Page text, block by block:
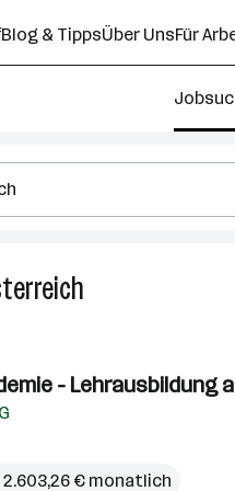
Blog & TippsÜber UnsFür
in
- Lehrausbildung
2.603,26 € monatlich